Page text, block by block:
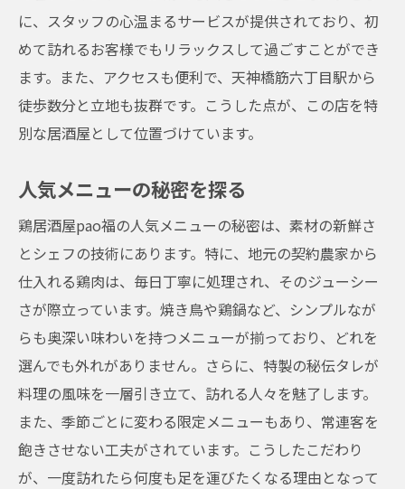
に、スタッフの心温まるサービスが提供されており、初
めて訪れるお客様でもリラックスして過ごすことができ
ます。また、アクセスも便利で、天神橋筋六丁目駅から
徒歩数分と立地も抜群です。こうした点が、この店を特
別な居酒屋として位置づけています。
人気メニューの秘密を探る
鶏居酒屋pao福の人気メニューの秘密は、素材の新鮮さ
とシェフの技術にあります。特に、地元の契約農家から
仕入れる鶏肉は、毎日丁寧に処理され、そのジューシー
さが際立っています。焼き鳥や鶏鍋など、シンプルなが
らも奥深い味わいを持つメニューが揃っており、どれを
選んでも外れがありません。さらに、特製の秘伝タレが
料理の風味を一層引き立て、訪れる人々を魅了します。
また、季節ごとに変わる限定メニューもあり、常連客を
飽きさせない工夫がされています。こうしたこだわり
が、一度訪れたら何度も足を運びたくなる理由となって